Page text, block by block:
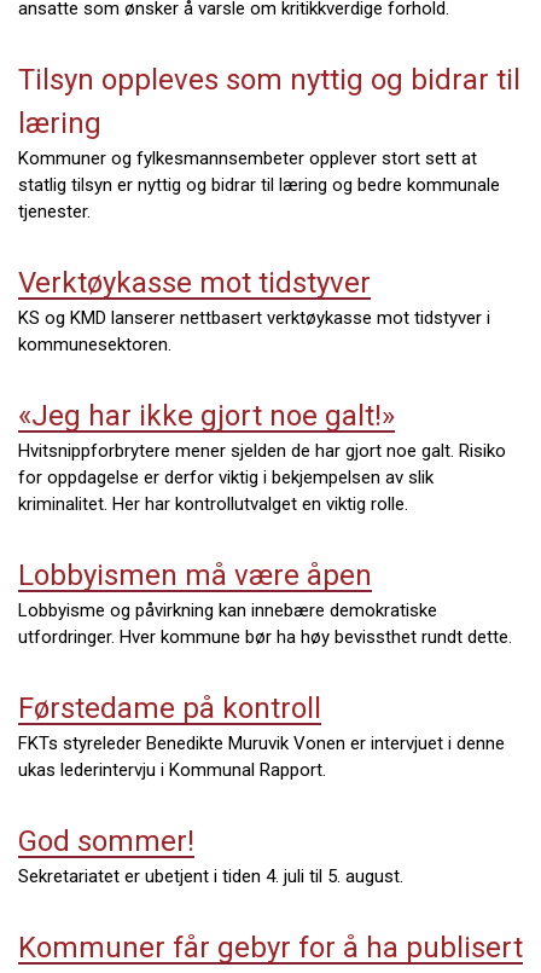
ansatte som ønsker å varsle om kritikkverdige forhold.
Tilsyn oppleves som nyttig og bidrar til
læring
Kommuner og fylkesmannsembeter opplever stort sett at
statlig tilsyn er nyttig og bidrar til læring og bedre kommunale
tjenester.
Verktøykasse mot tidstyver
KS og KMD lanserer nettbasert verktøykasse mot tidstyver i
kommunesektoren.
«Jeg har ikke gjort noe galt!»
Hvitsnippforbrytere mener sjelden de har gjort noe galt. Risiko
for oppdagelse er derfor viktig i bekjempelsen av slik
kriminalitet. Her har kontrollutvalget en viktig rolle.
Lobbyismen må være åpen
Lobbyisme og påvirkning kan innebære demokratiske
utfordringer. Hver kommune bør ha høy bevissthet rundt dette.
Førstedame på kontroll
FKTs styreleder Benedikte Muruvik Vonen er intervjuet i denne
ukas lederintervju i Kommunal Rapport.
God sommer!
Sekretariatet er ubetjent i tiden 4. juli til 5. august.
Kommuner får gebyr for å ha publisert